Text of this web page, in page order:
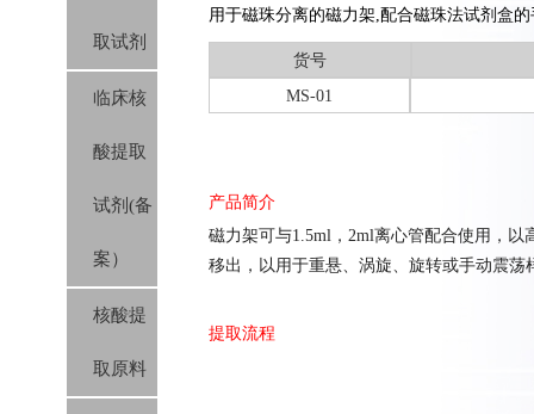
取试剂
临床核
酸提取
试剂(备
案）
核酸提
取原料
用于磁珠分离的磁力架,配合磁珠法试剂盒
货号
MS-01
产品简介
磁力架可与1.5ml，2ml离心管配合使用，以
移出，以用于重悬、涡旋、旋转或手动震荡
提取流程